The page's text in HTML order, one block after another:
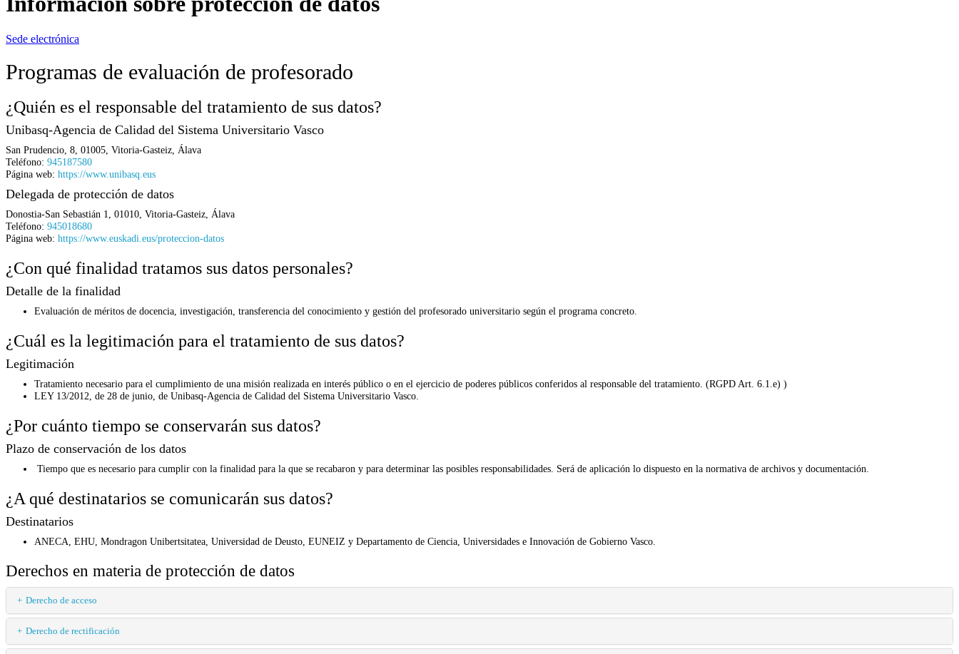
Sede electrónica
Programas de evaluación de profesorado
¿Quién es el responsable del tratamiento de sus datos?
Unibasq-Agencia de Calidad del Sistema Universitario Vasco
San Prudencio, 8 01005 Vitoria-Gasteiz Álava
Teléfono: 945187580
Página web: https://www.unibasq.eus
Delegada de protección de datos
Donostia-San Sebastián 1 01010 Vitoria-Gasteiz Álava
Teléfono: 945018680
Página web: https://www.euskadi.eus/proteccion-datos
¿Con qué finalidad tratamos sus datos personales?
Detalle de la finalidad
Evaluación de méritos de docencia, investigación, transferencia del conocimiento y gestión del profesorado universitario según el programa concreto.
¿Cuál es la legitimación para el tratamiento de sus datos?
Legitimación
Tratamiento necesario para el cumplimiento de una misión realizada en interés público o en el ejercicio de poderes públicos conferidos al responsable del tratamiento. (RGPD Art. 6.1.e) )
LEY 13/2012, de 28 de junio, de Unibasq-Agencia de Calidad del Sistema Universitario Vasco.
¿Por cuánto tiempo se conservarán sus datos?
Plazo de conservación de los datos
Tiempo que es necesario para cumplir con la finalidad para la que se recabaron y para determinar las posibles responsabilidades. Será de aplicación lo dispuesto en la normativa de archivos y documentación.
¿A qué destinatarios se comunicarán sus datos?
Destinatarios
ANECA, EHU, Mondragon Unibertsitatea, Universidad de Deusto, EUNEIZ y Departamento de Ciencia, Universidades e Innovación de Gobierno Vasco.
Derechos en materia de protección de datos
Derecho de acceso
Derecho de rectificación